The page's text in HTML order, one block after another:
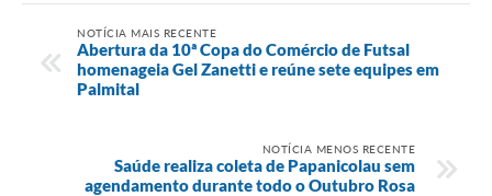
NOTÍCIA MAIS RECENTE
Abertura da 10ª Copa do Comércio de Futsal
homenageia Gel Zanetti e reúne sete equipes em
Palmital
NOTÍCIA MENOS RECENTE
Saúde realiza coleta de Papanicolau sem
agendamento durante todo o Outubro Rosa